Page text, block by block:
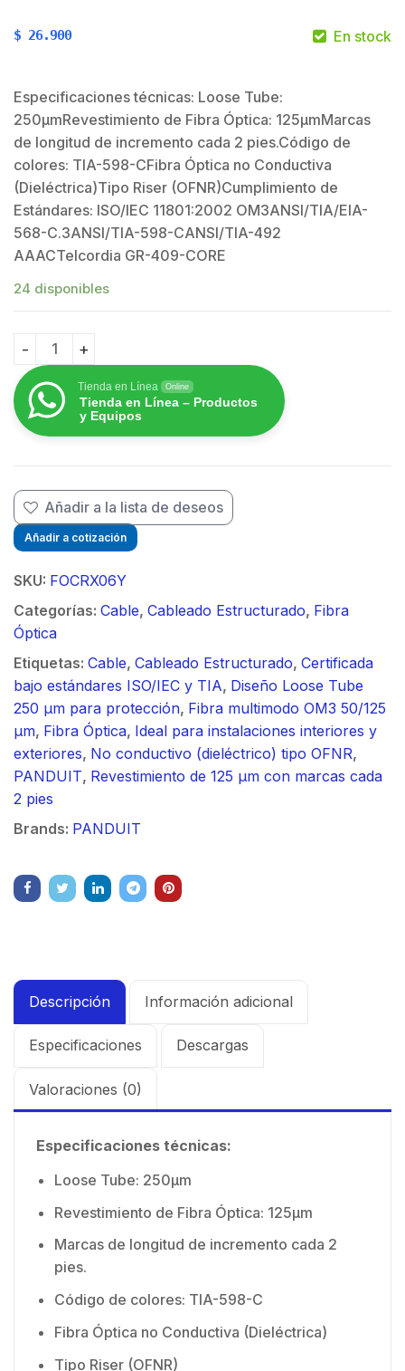
$
$ 26.900 En stock
Especificaciones técnicas: Loose Tube:
250μmRevestimiento de Fibra Óptica: 125μmMarcas
de longitud de incremento cada 2 pies.Código de
colores: TIA-598-CFibra Óptica no Conductiva
(Dieléctrica)Tipo Riser (OFNR)Cumplimiento de
Estándares: ISO/IEC 11801:2002 OM3ANSI/TIA/EIA-
568-C.3ANSI/TIA-598-CANSI/TIA-492
AAACTelcordia GR-409-CORE
24 disponibles
Cable de Fibra Óptica de 6 hilos, Multimodo OM3
Tienda en Línea Online
Tienda en Línea – Productos
y Equipos
Añadir a la lista de deseos
Añadir a cotización
SKU: FOCRX06Y
Categorías: Cable, Cableado Estructurado, Fibra
Óptica
Etiquetas: Cable, Cableado Estructurado, Certificada
bajo estándares ISO/IEC y TIA, Diseño Loose Tube
250 µm para protección, Fibra multimodo OM3 50/125
µm, Fibra Óptica, Ideal para instalaciones interiores y
exteriores, No conductivo (dieléctrico) tipo OFNR,
PANDUIT, Revestimiento de 125 µm con marcas cada
2 pies
Brands: PANDUIT
Descripción Información adicional
Especificaciones Descargas
Valoraciones (0)
Especificaciones técnicas:
Loose Tube: 250μm
Revestimiento de Fibra Óptica: 125μm
Marcas de longitud de incremento cada 2
pies.
Código de colores: TIA-598-C
Fibra Óptica no Conductiva (Dieléctrica)
Tipo Riser (OFNR)